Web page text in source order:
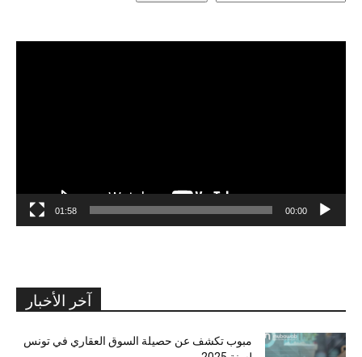
00:00
01:58
آخر الأخبار
مبوب تكشف عن حصيلة السوق العقاري في تونس